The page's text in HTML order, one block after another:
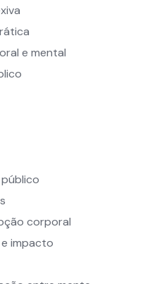
e mental
corporal
impacto